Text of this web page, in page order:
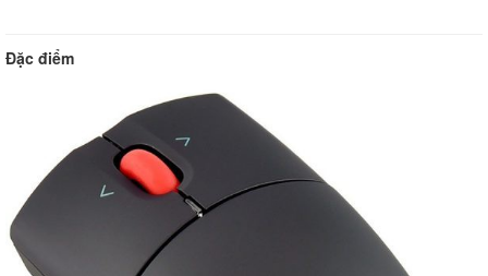
Đặc điểm